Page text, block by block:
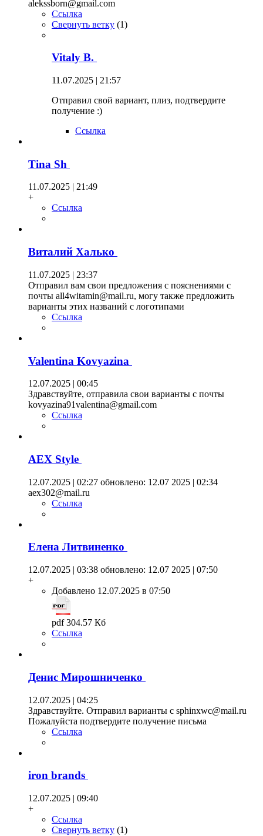
alekssborn@gmail.com
Ссылка
Свернуть ветку (1)
Vitaly B.
11.07.2025 | 21:57
Отправил свой вариант, плиз, подтвердите
получение :)
Ссылка
Tina Sh
11.07.2025 | 21:49
+
Ссылка
Виталий Халько
11.07.2025 | 23:37
Отправил вам свои предложения с пояснениями с
почты all4witamin@mail.ru, могу также предложить
варианты этих названий с логотипами
Ссылка
Valentina Kovyazina
12.07.2025 | 00:45
Здравствуйте, отправила свои варианты с почты
kovyazina91valentina@gmail.com
Ссылка
AEX Style
12.07.2025 | 02:27 обновлено: 12.07 2025 | 02:34
aex302@mail.ru
Ссылка
Елена Литвиненко
12.07.2025 | 03:38 обновлено: 12.07 2025 | 07:50
+
Добавлено 12.07.2025 в 07:50
pdf 304.57 Кб
Ссылка
Денис Мирошниченко
12.07.2025 | 04:25
Здравствуйте. Отправил варианты с sphinxwc@mail.ru
Пожалуйста подтвердите получение письма
Ссылка
iron brands
12.07.2025 | 09:40
+
Ссылка
Свернуть ветку (1)